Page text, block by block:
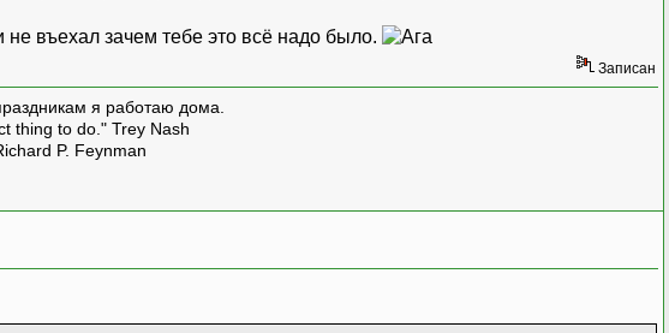
не въехал зачем тебе это всё надо было.
Записан
я работаю дома.
thing to do." Trey Nash
P. Feynman